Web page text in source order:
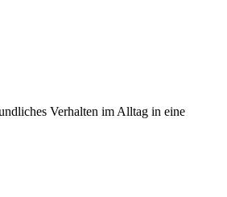
Verhalten im Alltag in eine